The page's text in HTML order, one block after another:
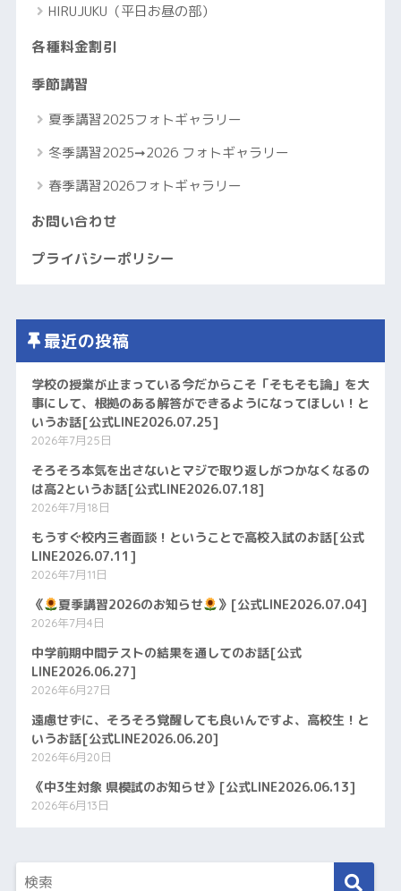
HIRUJUKU（平日お昼の部）
各種料金割引
季節講習
夏季講習2025フォトギャラリー
冬季講習2025➞2026 フォトギャラリー
春季講習2026フォトギャラリー
お問い合わせ
プライバシーポリシー
最近の投稿
学校の授業が止まっている今だからこそ「そもそも論」を大
事にして、根拠のある解答ができるようになってほしい！と
いうお話[公式LINE2026.07.25]
2026年7月25日
そろそろ本気を出さないとマジで取り返しがつかなくなるの
は高2というお話[公式LINE2026.07.18]
2026年7月18日
もうすぐ校内三者面談！ということで高校入試のお話[公式
LINE2026.07.11]
2026年7月11日
《 夏季講習2026のお知らせ 》[公式LINE2026.07.04]
2026年7月4日
中学前期中間テストの結果を通してのお話[公式
LINE2026.06.27]
2026年6月27日
遠慮せずに、そろそろ覚醒しても良いんですよ、高校生！と
いうお話[公式LINE2026.06.20]
2026年6月20日
《中3生対象 県模試のお知らせ》[公式LINE2026.06.13]
2026年6月13日